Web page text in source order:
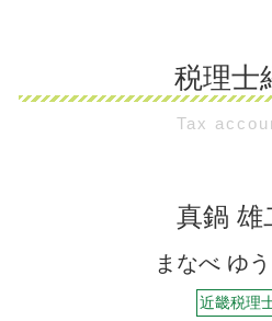
相続税 基礎控除 生命
相続税 非課税枠 2019
相続税 税率 2018
相続税 基礎控除
年末調整 還付金 いつ
扶養控除 子供
扶養控除 社会保険
年末調整 いつ入る
年末調整 確定申告 自
年末調整 いつからい
起業家支援 補助金
経営相談 法人
経営相談 コンサルタ
会社 経営相談
経営相談 誰に
住居確保給付金 経営相
経営相談 勘定科目
その他税務相談 堺市
相続税 吹田市
企業経理サポート 茨
その他税務相談 吹田
企業経理サポート 吹
税理士
Tax
真鍋 雄
まなべ ゆ
近畿税理